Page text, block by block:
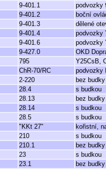
9-401.1
podvozky
9-401.2
boční
9-401.3
dělené
9-401.4
podvozky
9-401.6
podvozky
9-427.0
OKD
795
Y25CsB,
ChR-70/RC
podvozky
2-220
bez budky
28.4
s budkou
28.13
bez budky
28.14
s budkou
28.5
s budkou
"KKt 27"
kořistní,
210
s budkou
210.1
bez budky
23
s budkou
23.1
bez budky